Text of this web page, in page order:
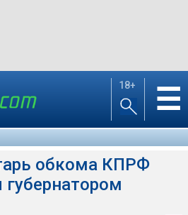
18+ ☰
обкома КПРФ